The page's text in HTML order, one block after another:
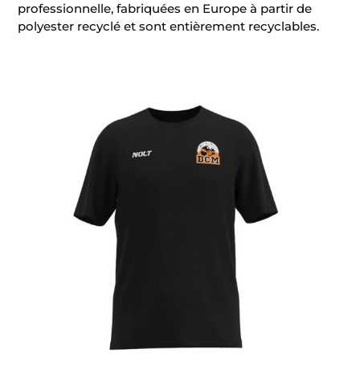
professionnelle, fabriquées en Europe à partir de
polyester recyclé et sont entièrement recyclables.